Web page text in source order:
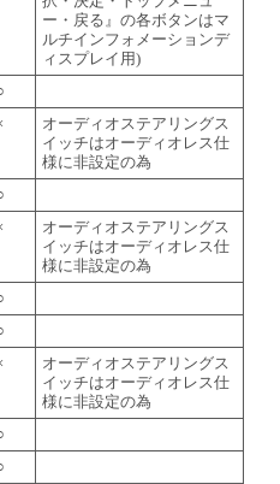
ー・戻る』の各ボタンはマ
ルチインフォメーションデ
ィスプレイ用)
オーディオステアリングス
イッチはオーディオレス仕
様に非設定の為
オーディオステアリングス
イッチはオーディオレス仕
様に非設定の為
オーディオステアリングス
イッチはオーディオレス仕
様に非設定の為